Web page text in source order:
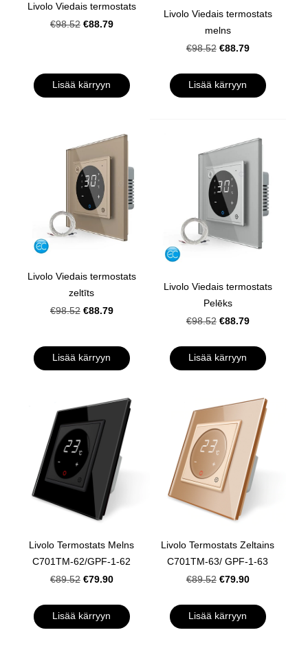
Livolo Viedais termostats
€98.52 €88.79
Lisää kärryyn
Livolo Viedais termostats
melns
€98.52 €88.79
Lisää kärryyn
Livolo Viedais termostats
zeltīts
€98.52 €88.79
Lisää kärryyn
Livolo Viedais termostats
Pelēks
€98.52 €88.79
Lisää kärryyn
Livolo Termostats Melns
C701TM-62/GPF-1-62
€89.52 €79.90
Lisää kärryyn
Livolo Termostats Zeltains
C701TM-63/ GPF-1-63
€89.52 €79.90
Lisää kärryyn